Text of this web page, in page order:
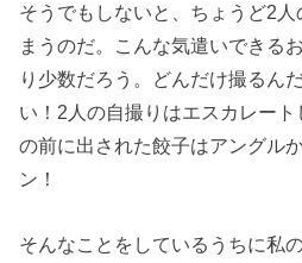
そうでもしないと、ちょうど2
まうのだ。こんな気遣いできる
り少数だろう。どんだけ撮るん
い！2人の自撮りはエスカレー
の前に出された餃子はアングル
ン！
そんなことをしているうちに私